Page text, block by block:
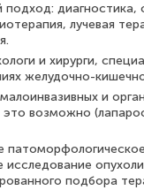
подход: диагностика,
лучевая
и хирурги,
желудочно-
и
это возможно
исследование
подбора